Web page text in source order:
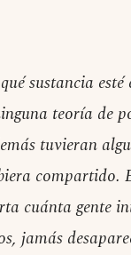
sustancia esté
teoría de
tuvieran
compartido.
cuánta gente
jamás